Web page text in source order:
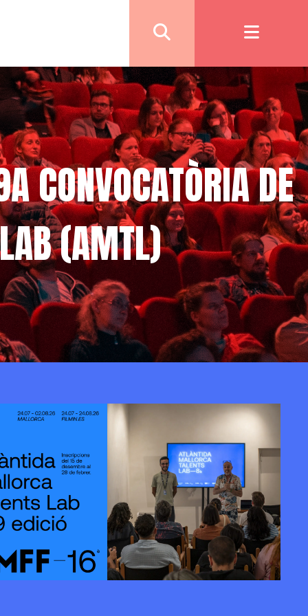
CONVOCATÒRIA DE
(AMTL)